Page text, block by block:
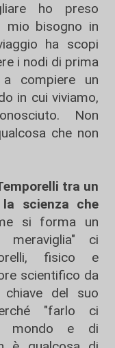
ho preso
bisogno in
ha scopi
i nodi di prima
compiere un
in cui viviamo,
Non
che non
tra un
scienza che
si forma un
ci
fisico e
scientifico da
del suo
"farlo ci
mondo e di